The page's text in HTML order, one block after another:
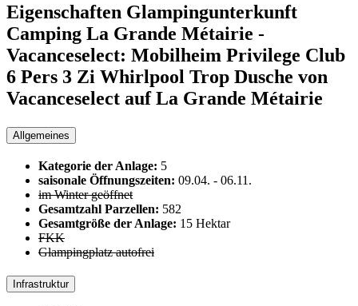
Eigenschaften Glampingunterkunft
Camping La Grande Métairie -
Vacanceselect: Mobilheim Privilege Club
6 Pers 3 Zi Whirlpool Trop Dusche von
Vacanceselect auf La Grande Métairie
Allgemeines
Kategorie der Anlage: 5
saisonale Öffnungszeiten: 09.04. - 06.11.
im Winter geöffnet
Gesamtzahl Parzellen: 582
Gesamtgröße der Anlage: 15 Hektar
FKK
Glampingplatz autofrei
Infrastruktur